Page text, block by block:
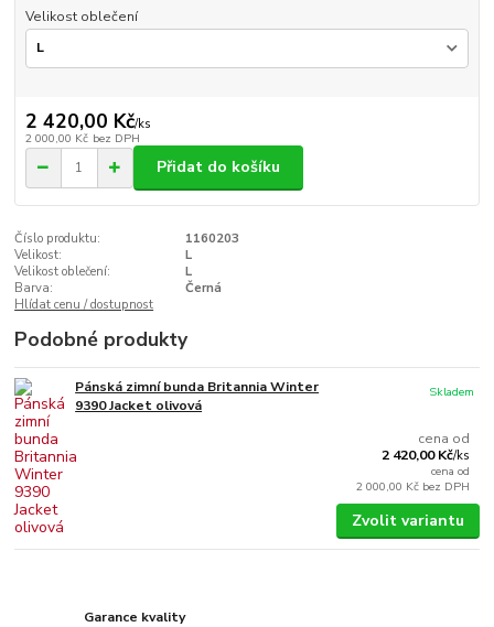
Velikost oblečení
2 420,00 Kč/ks
2 000,00 Kč bez DPH
Přidat do košíku
Číslo produktu:
1160203
Velikost:
L
Velikost oblečení:
L
Barva:
Černá
Hlídat cenu / dostupnost
Podobné produkty
Pánská zimní bunda Britannia Winter
9390 Jacket olivová
cena od
2 420,00 Kč/ks
cena od
2 000,00 Kč bez DPH
Skladem
Zvolit variantu
Garance kvality